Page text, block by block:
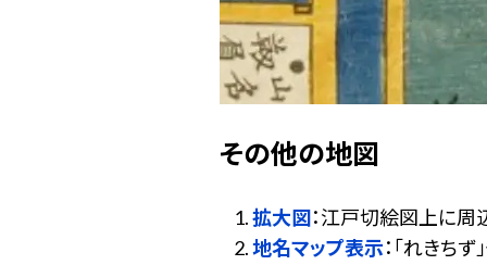
その他の地図
拡大図：江戸切絵図上に周
地名マップ表示：「れきち